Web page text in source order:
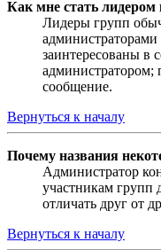
Как мне стать лидером
Лидеры групп
заинтересованы в
администратором;
сообщение.
Вернуться к началу
Почему названия
Администратор
участникам групп
отличать друг от
Вернуться к началу